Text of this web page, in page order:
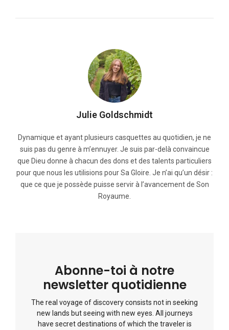
Julie Goldschmidt
Dynamique et ayant plusieurs casquettes au quotidien, je ne
suis pas du genre à m’ennuyer. Je suis par-delà convaincue
que Dieu donne à chacun des dons et des talents particuliers
pour que nous les utilisions pour Sa Gloire. Je n’ai qu’un désir :
que ce que je possède puisse servir à l’avancement de Son
Royaume.
Abonne-toi à notre
newsletter quotidienne
The real voyage of discovery consists not in seeking
new lands but seeing with new eyes. All journeys
have secret destinations of which the traveler is